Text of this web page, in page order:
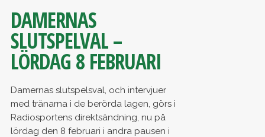
DAMERNAS
SLUTSPELVAL –
LÖRDAG 8 FEBRUARI
Damernas slutspelsval, och intervjuer
med tränarna i de berörda lagen, görs i
Radiosportens direktsändning, nu på
lördag den 8 februari i andra pausen i